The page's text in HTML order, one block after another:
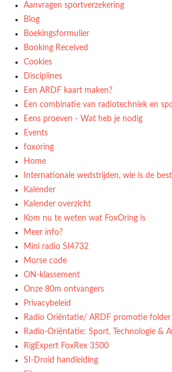
Aanvragen sportverzekering
Blog
Boekingsformulier
Booking Received
Cookies
Disciplines
Een ARDF kaart maken?
Een combinatie van radiotechniek en
Eens proeven - Wat heb je nodig
Events
foxoring
Home
Internationale wedstrijden, wie is de
Kalender
Kalender overzicht
Kom nu te weten wat FoxOring is
Meer info?
Mini radio SI4732
Morse code
ON-klassement
Onze 80m ontvangers
Privacybeleid
Radio Oriëntatie/ ARDF promotie folder
Radio‑Oriëntatie: Sport, Technologie &
RigExpert FoxRex 3500
SI-Droid handleiding